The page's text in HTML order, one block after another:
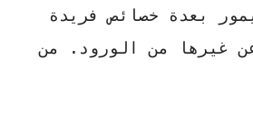
بعدة خصائص فريدة
غيرها من الورود. من